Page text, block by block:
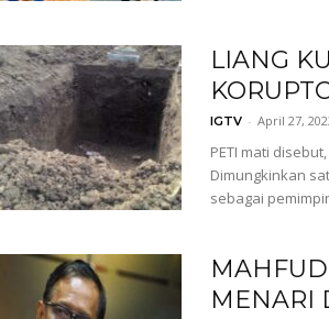
LIANG
IGTV - April 27,
PETI mati
Dimungkinkan
sebagai
MENARI